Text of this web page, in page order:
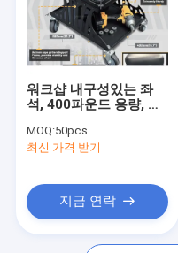
수압 펌프 와 엘리베이터
그리스 오일 펌프
엔진 승강기와 입지
유압 프레스 파이프 벤더
주도하는 작업등
워크샵 내구성있는 좌
석, 400파운드 용량, 쉬
MOQ:50pcs
최신 가격 받기
지금 연락